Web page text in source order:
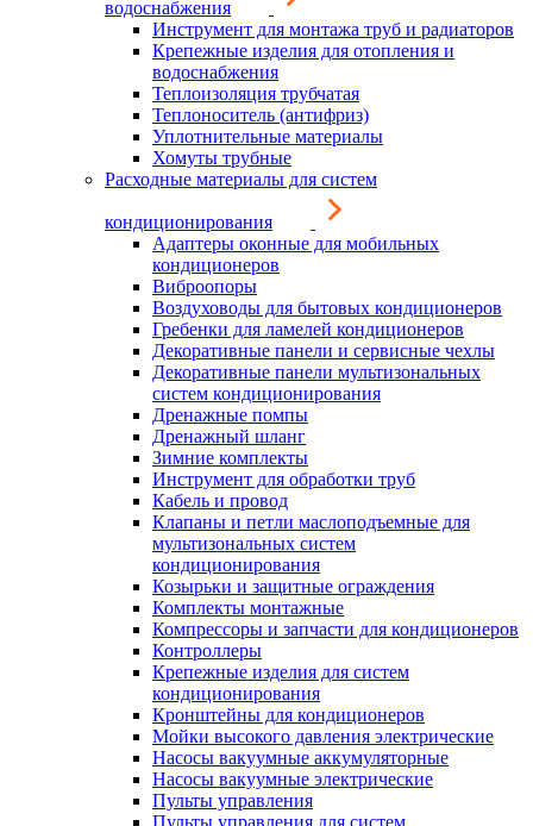
водоснабжения
Инструмент для монтажа труб и радиаторов
Крепежные изделия для отопления и
водоснабжения
Теплоизоляция трубчатая
Теплоноситель (антифриз)
Уплотнительные материалы
Хомуты трубные
Расходные материалы для систем
кондиционирования
Адаптеры оконные для мобильных
кондиционеров
Виброопоры
Воздуховоды для бытовых кондиционеров
Гребенки для ламелей кондиционеров
Декоративные панели и сервисные чехлы
Декоративные панели мультизональных
систем кондиционирования
Дренажные помпы
Дренажный шланг
Зимние комплекты
Инструмент для обработки труб
Кабель и провод
Клапаны и петли маслоподъемные для
мультизональных систем
кондиционирования
Козырьки и защитные ограждения
Комплекты монтажные
Компрессоры и запчасти для кондиционеров
Контроллеры
Крепежные изделия для систем
кондиционирования
Кронштейны для кондиционеров
Мойки высокого давления электрические
Насосы вакуумные аккумуляторные
Насосы вакуумные электрические
Пульты управления
Пульты управления для систем